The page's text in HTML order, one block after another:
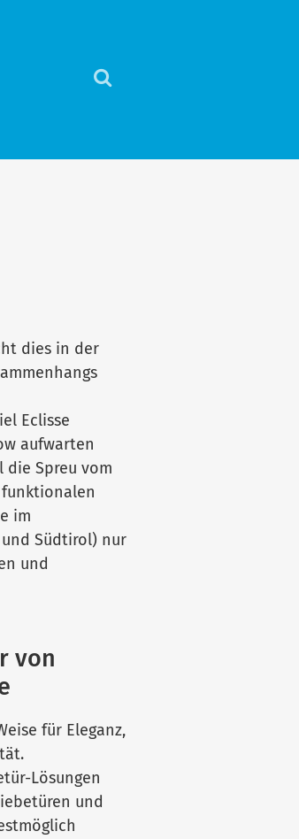
das
dies in der
Eclisse
aufwarten
die Spreu vom
im
und Südtirol) nur
und
von
für Eleganz,
Lösungen
und